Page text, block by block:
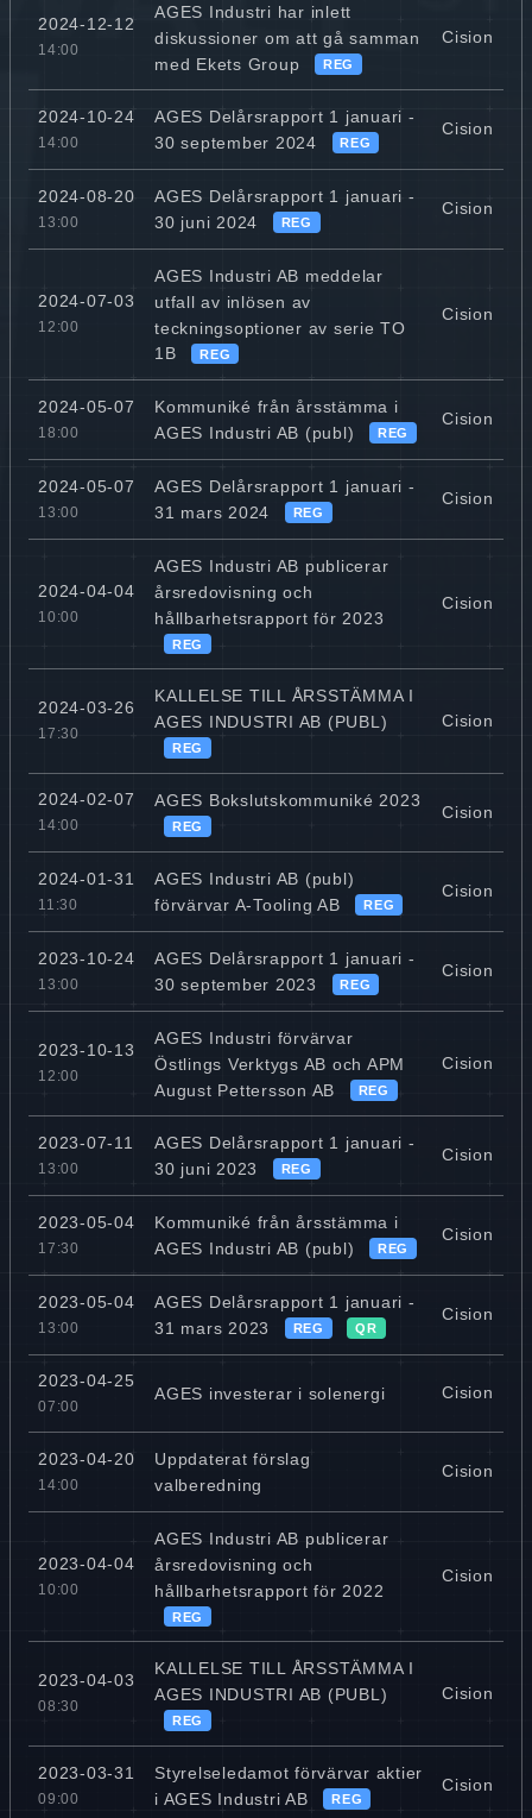
2024-12-12
14:00
AGES Industri har inlett
diskussioner om att gå samman
med Ekets Group
REG
Cision
2024-10-24
14:00
AGES Delårsrapport 1 januari -
30 september 2024
REG
Cision
2024-08-20
13:00
AGES Delårsrapport 1 januari -
30 juni 2024
REG
Cision
2024-07-03
12:00
AGES Industri AB meddelar
utfall av inlösen av
teckningsoptioner av serie TO
1B
REG
Cision
2024-05-07
18:00
Kommuniké från årsstämma i
AGES Industri AB (publ)
REG
Cision
2024-05-07
13:00
AGES Delårsrapport 1 januari -
31 mars 2024
REG
Cision
2024-04-04
10:00
AGES Industri AB publicerar
årsredovisning och
hållbarhetsrapport för 2023
REG
Cision
2024-03-26
17:30
KALLELSE TILL ÅRSSTÄMMA I
AGES INDUSTRI AB (PUBL)
REG
Cision
2024-02-07
14:00
AGES Bokslutskommuniké 2023
REG
Cision
2024-01-31
11:30
AGES Industri AB (publ)
förvärvar A-Tooling AB
REG
Cision
2023-10-24
13:00
AGES Delårsrapport 1 januari -
30 september 2023
REG
Cision
2023-10-13
12:00
AGES Industri förvärvar
Östlings Verktygs AB och APM
August Pettersson AB
REG
Cision
2023-07-11
13:00
AGES Delårsrapport 1 januari -
30 juni 2023
REG
Cision
2023-05-04
17:30
Kommuniké från årsstämma i
AGES Industri AB (publ)
REG
Cision
2023-05-04
13:00
AGES Delårsrapport 1 januari -
31 mars 2023
REG QR
Cision
2023-04-25
07:00
AGES investerar i solenergi Cision
2023-04-20
14:00
Uppdaterat förslag
valberedning
Cision
2023-04-04
10:00
AGES Industri AB publicerar
årsredovisning och
hållbarhetsrapport för 2022
REG
Cision
2023-04-03
08:30
KALLELSE TILL ÅRSSTÄMMA I
AGES INDUSTRI AB (PUBL)
REG
Cision
2023-03-31
09:00
Styrelseledamot förvärvar aktier
i AGES Industri AB
REG
Cision